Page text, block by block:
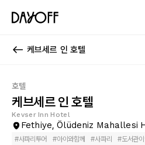
케브세르 인 호텔
호텔
케브세르 인 호텔
Kevser Inn Hotel
Fethiye, Ölüdeniz Mahallesi
#사파리투어 #아이와함께 #사파리 #도서관